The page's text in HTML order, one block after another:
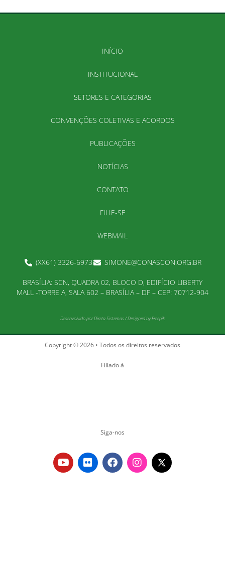
INÍCIO
INSTITUCIONAL
SETORES E CATEGORIAS
CONVENÇÕES COLETIVAS E ACORDOS
PUBLICAÇÕES
NOTÍCIAS
CONTATO
FILIE-SE
WEBMAIL
(XX61) 3326-6973 SIMONE@CONASCON.ORG.BR
BRASÍLIA: SCN, QUADRA 02, BLOCO D, EDIFÍCIO LIBERTY
MALL -TORRE A, SALA 602 – BRASÍLIA – DF – CEP: 70712-904
Desenvolvido porDireta Sistemas/Designed by Freepik
Copyright © 2026 • Todos os direitos reservados
Filiado à
Siga-nos